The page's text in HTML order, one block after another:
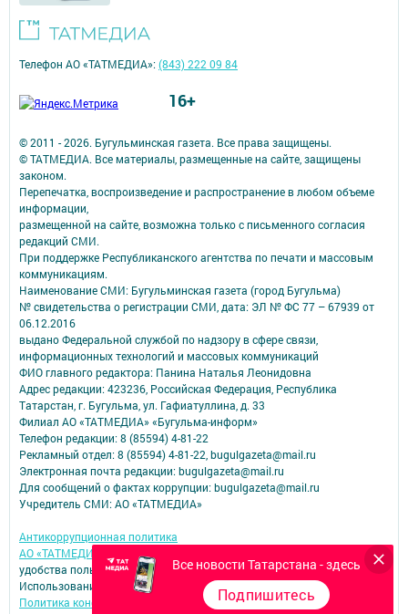
Все новости Татарстана - здесь
Подпишитесь
© 2011 - 2026. Бугульминская газета. Все права защищены.
© ТАТМЕДИА. Все материалы, размещенные на сайте, защищены
законом.
Перепечатка, воспроизведение и распространение в любом объеме
информации,
размещенной на сайте, возможна только с письменного согласия
редакций СМИ.
При поддержке Республиканского агентства по печати и массовым
коммуникациям.
Наименование СМИ: Бугульминская газета (город Бугульма)
№ свидетельства о регистрации СМИ, дата: ЭЛ № ФС 77 – 67939 от
06.12.2016
выдано Федеральной службой по надзору в сфере связи,
информационных технологий и массовых коммуникаций
ФИО главного редактора: Панина Наталья Леонидовна
Адрес редакции: 423236, Российская Федерация, Республика
Татарстан, г. Бугульма, ул. Гафиатуллина, д. 33
Филиал АО «ТАТМЕДИА» «Бугульма-информ»
Телефон редакции: 8 (85594) 4-81-22
Рекламный отдел: 8 (85594) 4-81-22, bugulgazeta@mail.ru
Электронная почта редакции: bugulgazeta@mail.ru
Для сообщений о фактах коррупции: bugulgazeta@mail.ru
Учредитель СМИ: АО «ТАТМЕДИА»
Антикоррупционная политика
АО «ТАТМЕДИА» использует «cookie»
для персонализации сервисов и
удобства пользователей сайтом.
Использование «cookie» можно отменить в настройках браузера.
Политика конфиденциальности
Телефон АО «ТАТМЕДИА»:(843) 222 09 84
16+